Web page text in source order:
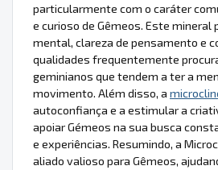
particularmente com o caráter
e curioso de Gêmeos. Este mineral
mental, clareza de pensamento e
qualidades frequentemente
geminianos que tendem a ter a
movimento. Além disso, a
autoconfiança e a estimular a
apoiar Gémeos na sua busca
e experiências. Resumindo, a
aliado valioso para Gêmeos,